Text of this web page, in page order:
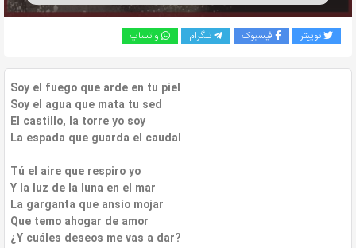
توییتر فیسبوک تلگرام واتساپ
Soy el fuego que arde en tu piel
Soy el agua que mata tu sed
El castillo, la torre yo soy
La espada que guarda el caudal
Tú el aire que respiro yo
Y la luz de la luna en el mar
La garganta que ansío mojar
Que temo ahogar de amor
¿Y cuáles deseos me vas a dar?